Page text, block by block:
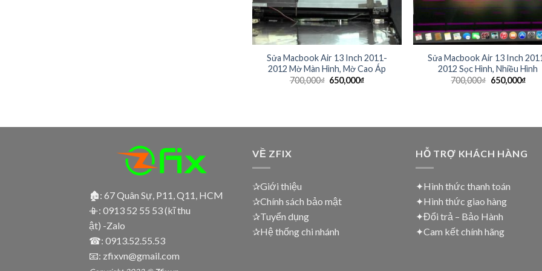
Sửa Macbook Air 13 Inch 2011-
2012 Mờ Màn Hình, Mờ Cao Áp
700,000₫ 650,000₫
Sửa Macbook Air 13 Inch
2012 Sọc Hình, Nhiều Hình
700,000₫ 650,000₫
🏚: 67 Quân Sự, P11, Q11, HCM
📳: 0913 52 55 53 (kĩ thu
ật) -Zalo
☎: 0913.52.55.53
📧: zfixvn@gmail.com
VỀ ZFIX
✰Giới thiệu
✰Chính sách bảo mật
✰Tuyển dụng
✰Hệ thống chi nhánh
HỖ TRỢ KHÁCH HÀNG
✦Hình thức thanh toán
✦Hình thức giao hàng
✦Đổi trả – Bảo Hành
✦Cam kết chính hãng